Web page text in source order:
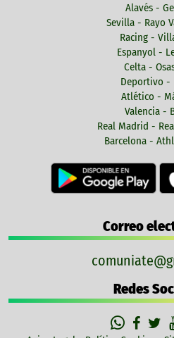
Alavés -
Sevilla - Rayo
Racing -
Espanyol -
Celta -
Deportivo -
Atlético -
Valencia -
Real Madrid -
Barcelona -
Correo
Redes